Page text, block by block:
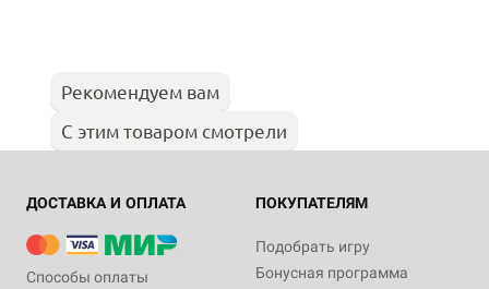
Рекомендуем вам
С этим товаром смотрели
ДОСТАВКА И ОПЛАТА
Способы оплаты
ПОКУПАТЕЛЯМ
Подобрать игру
Бонусная программа